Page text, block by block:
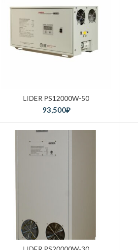
LIDER PS12000W-50
93,500₽